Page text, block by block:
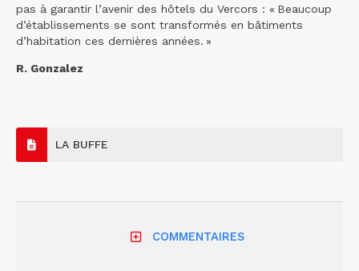
pas à garantir l’avenir des hôtels du Vercors : « Beaucoup
d’établissements se sont transformés en bâtiments
d’habitation ces dernières années. »
R. Gonzalez
LA BUFFE
COMMENTAIRES